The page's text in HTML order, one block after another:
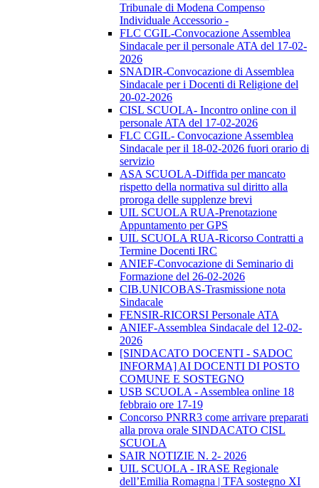
Tribunale di Modena Compenso
Individuale Accessorio -
FLC CGIL-Convocazione Assemblea
Sindacale per il personale ATA del 17-02-
2026
SNADIR-Convocazione di Assemblea
Sindacale per i Docenti di Religione del
20-02-2026
CISL SCUOLA- Incontro online con il
personale ATA del 17-02-2026
FLC CGIL- Convocazione Assemblea
Sindacale per il 18-02-2026 fuori orario di
servizio
ASA SCUOLA-Diffida per mancato
rispetto della normativa sul diritto alla
proroga delle supplenze brevi
UIL SCUOLA RUA-Prenotazione
Appuntamento per GPS
UIL SCUOLA RUA-Ricorso Contratti a
Termine Docenti IRC
ANIEF-Convocazione di Seminario di
Formazione del 26-02-2026
CIB.UNICOBAS-Trasmissione nota
Sindacale
FENSIR-RICORSI Personale ATA
ANIEF-Assemblea Sindacale del 12-02-
2026
[SINDACATO DOCENTI - SADOC
INFORMA] AI DOCENTI DI POSTO
COMUNE E SOSTEGNO
USB SCUOLA - Assemblea online 18
febbraio ore 17-19
Concorso PNRR3 come arrivare preparati
alla prova orale SINDACATO CISL
SCUOLA
SAIR NOTIZIE N. 2- 2026
UIL SCUOLA - IRASE Regionale
dell’Emilia Romagna | TFA sostegno XI